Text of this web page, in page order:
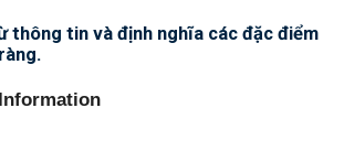
thông tin và định nghĩa các đặc điểm